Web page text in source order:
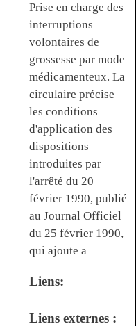
Prise en charge des
interruptions
volontaires de
grossesse par mode
médicamenteux. La
circulaire précise
les conditions
d'application des
dispositions
introduites par
l'arrêté du 20
février 1990, publié
au Journal Officiel
du 25 février 1990,
qui ajoute a
Liens:
Liens externes :